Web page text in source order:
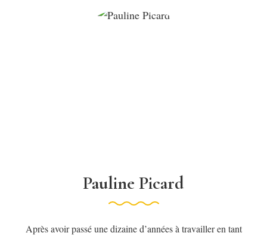
Pauline Picard
Après avoir passé une dizaine d’années à travailler en tant